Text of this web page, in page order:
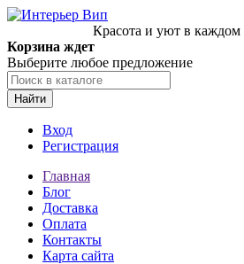
Красота и уют в каждом
Корзина ждет
Выберите любое предложение
Найти
Вход
Регистрация
Главная
Блог
Доставка
Оплата
Контакты
Карта сайта